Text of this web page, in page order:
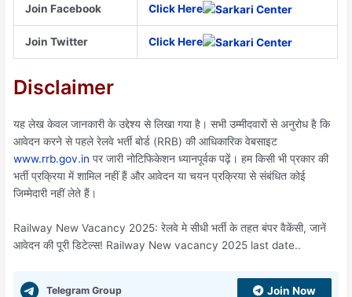
Join Facebook Click Here
Join Twitter Click Here
Disclaimer
यह लेख केवल जानकारी के उद्देश्य से लिखा गया है। सभी उम्मीदवारों से अनुरोध है कि
आवेदन करने से पहले रेलवे भर्ती बोर्ड (RRB) की आधिकारिक वेबसाइट
www.rrb.gov.in पर जारी नोटिफिकेशन ध्यानपूर्वक पढ़ें। हम किसी भी प्रकार की
भर्ती प्रक्रिया में शामिल नहीं हैं और आवेदन या चयन प्रक्रिया से संबंधित कोई
जिम्मेदारी नहीं लेते हैं।
Railway New Vacancy 2025: रेलवे मे सीधी भर्ती के तहत बंपर वैकेंसी, जानें
आवेदन की पूरी डिटेल्स! Railway New vacancy 2025 last date..
Telegram Group Join Now